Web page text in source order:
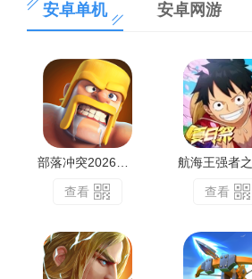
安卓单机 安卓网游
查看 查看